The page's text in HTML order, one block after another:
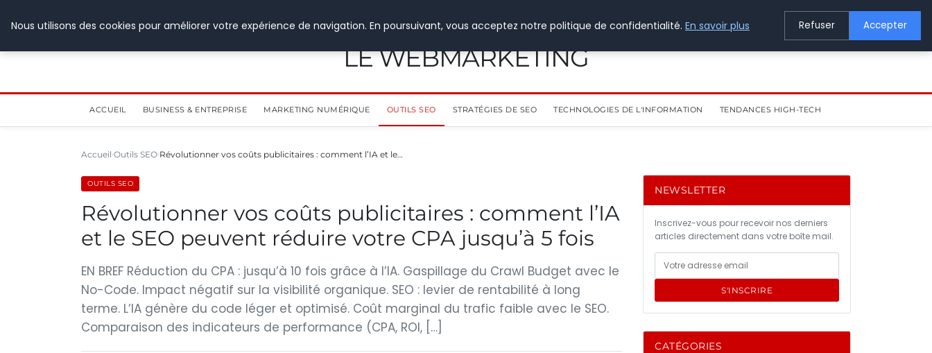
LE WEBMARKETING
ACCUEIL BUSINESS & ENTREPRISE MARKETING NUMÉRIQUE OUTILS SEO STRATÉGIES DE SEO TECHNOLOGIES DE L'INFORMATION TENDANCES HIGH-TECH
Accueil Outils SEO Révolutionner vos coûts publicitaires : comment l’IA et le…
OUTILS SEO
Révolutionner vos coûts publicitaires : comment l’IA
et le SEO peuvent réduire votre CPA jusqu’à 5 fois
EN BREF Réduction du CPA : jusqu’à 10 fois grâce à l’IA. Gaspillage du Crawl Budget avec le
No-Code. Impact négatif sur la visibilité organique. SEO : levier de rentabilité à long
terme. L’IA génère du code léger et optimisé. Coût marginal du trafic faible avec le SEO.
Comparaison des indicateurs de performance (CPA, ROI, […]
NEWSLETTER
Inscrivez-vous pour recevoir nos derniers
articles directement dans votre boîte mail.
S'INSCRIRE
CATÉGORIES
Nous utilisons des cookies pour améliorer votre expérience de navigation. En poursuivant, vous acceptez notre politique de confidentialité. En savoir plus Refuser Accepter